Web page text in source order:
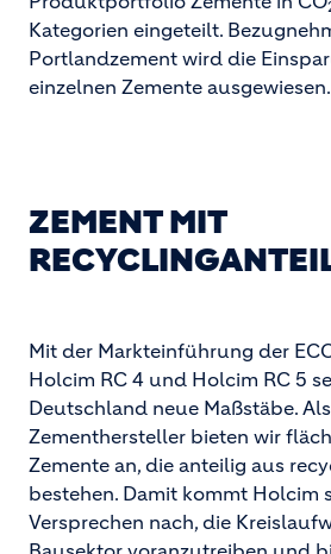
Kategorien eingeteilt.
Portlandzement wird die
einzelnen Zemente ausgewiesen.
ZEMENT MIT
Mit der Markteinführung der
Holcim RC 4 und Holcim RC 5
Deutschland neue Maßstäbe.
Zementhersteller bieten wir
Zemente an, die anteilig aus
bestehen. Damit kommt Holcim
Versprechen nach, die